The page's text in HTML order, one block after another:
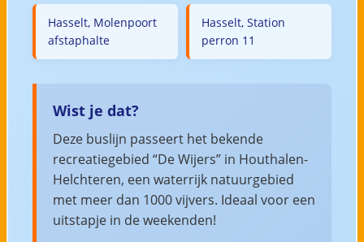
Hasselt, Molenpoort
afstaphalte
Hasselt, Station
perron 11
Wist je dat?
Deze buslijn passeert het bekende
recreatiegebied “De Wijers” in Houthalen-
Helchteren, een waterrijk natuurgebied
met meer dan 1000 vijvers. Ideaal voor een
uitstapje in de weekenden!